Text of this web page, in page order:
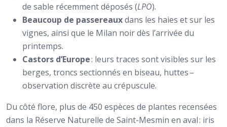
de sable récemment déposés (LPO).
Beaucoup de passereauxdans les haies et sur les
vignes, ainsi que le Milan noir dès l’arrivée du
printemps.
Castors d’Europe: leurs traces sont visibles sur les
berges, troncs sectionnés en biseau, huttes –
observation discrète au crépuscule.
Du côté flore, plus de 450 espèces de plantes recensées
dans la Réserve Naturelle de Saint-Mesmin en aval : iris